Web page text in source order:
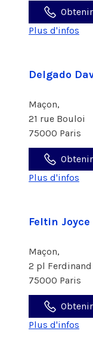
Plus d'infos
Delgado
Maçon,
21 rue Bouloi
75000 Paris
Plus d'infos
Feltin Joyce
Maçon,
2 pl
75000 Paris
Plus d'infos